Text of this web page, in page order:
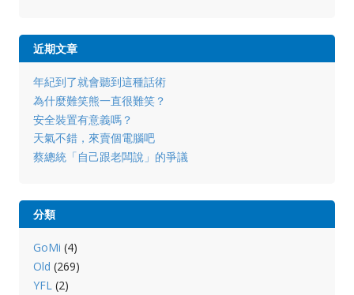
近期文章
年紀到了就會聽到這種話術
為什麼難笑熊一直很難笑？
安全裝置有意義嗎？
天氣不錯，來賣個電腦吧
蔡總統「自己跟老闆說」的爭議
分類
GoMi (4)
Old (269)
YFL (2)